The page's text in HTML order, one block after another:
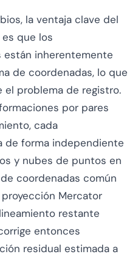
la ventaja clave del
que los
inherentemente
de coordenadas, lo que
problema de registro.
por pares
cada
de forma independiente
y nubes de puntos en
coordenadas común
Mercator
restante
entonces
residual estimada a